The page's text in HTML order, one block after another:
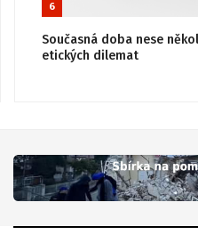
6
Současná doba nese
etických dilemat